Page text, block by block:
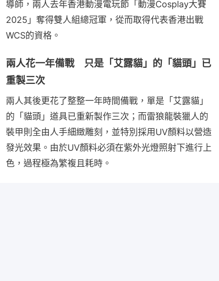
導師，兩人去年香港動漫電玩節「動漫Cosplay大賽
2025」奪得雙人組總冠軍，從而取得代表香港出戰
WCS的資格。
兩人花一年備戰 只是「艾露貓」的「貓頭」已
重製三次
兩人其後更花了整整一年時間備戰，單是「艾露貓」
的「貓頭」道具已重新製作三次；而雷狼龍裝獵人的
裝甲則全由人手細緻雕刻，並特別採用UV顏料以營造
發光效果。由於UV顏料必須在紫外光燈照射下進行上
色，過程極為繁複且耗時。